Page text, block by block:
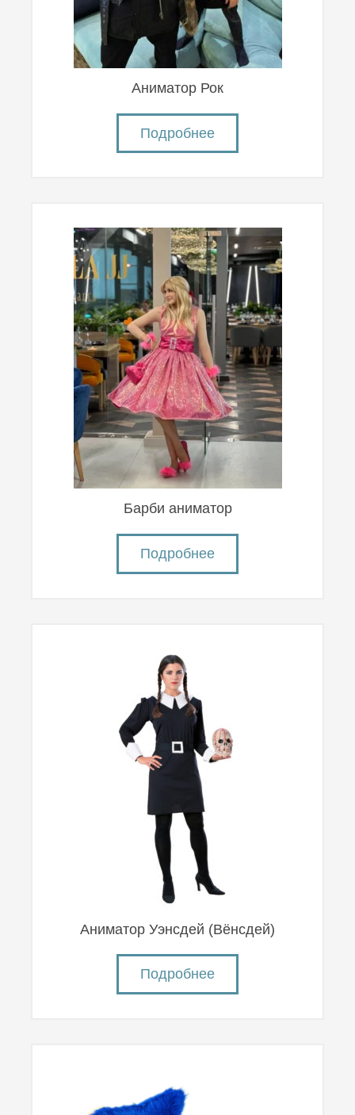
Аниматор Рок
Подробнее
Барби аниматор
Подробнее
Аниматор Уэнсдей (Вëнсдей)
Подробнее